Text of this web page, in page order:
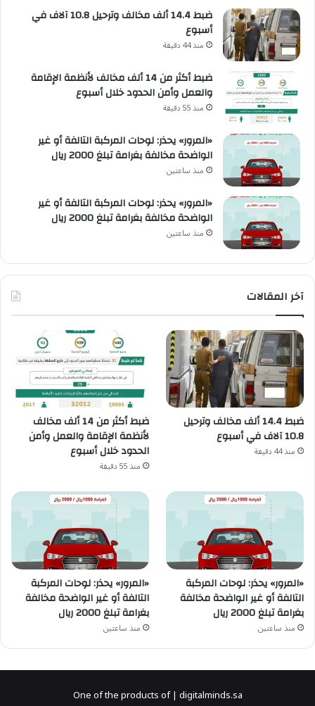
ضبط 14.4 ألف مخالف وترحيل 10.8 آلاف في
أسبوع
منذ 44 دقيقة
ضبط أكثر من 14 ألف مخالف لأنظمة الإقامة
والعمل وأمن الحدود خلال أسبوع
منذ 55 دقيقة
«المرور» يحذر: لوحات المركبة التالفة أو غير
الواضحة مخالفة بغرامة تبلغ 2000 ريال
منذ ساعتين
«المرور» يحذر: لوحات المركبة التالفة أو غير
الواضحة مخالفة بغرامة تبلغ 2000 ريال
منذ ساعتين
آخر المقالات
ضبط 14.4 ألف مخالف وترحيل
10.8 آلاف في أسبوع
منذ 44 دقيقة
ضبط أكثر من 14 ألف مخالف
لأنظمة الإقامة والعمل وأمن
الحدود خلال أسبوع
منذ 55 دقيقة
«المرور» يحذر: لوحات المركبة
التالفة أو غير الواضحة مخالفة
بغرامة تبلغ 2000 ريال
منذ ساعتين
«المرور» يحذر: لوحات المركبة
التالفة أو غير الواضحة مخالفة
بغرامة تبلغ 2000 ريال
منذ ساعتين
One of the products of | digitalminds.sa